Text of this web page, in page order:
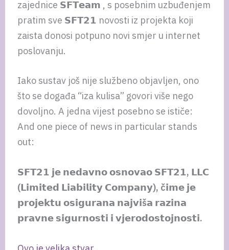
zajednice 𝗦𝗙𝗧𝗲𝗮𝗺 , s posebnim uzbuđenjem
pratim sve 𝗦𝗙𝗧𝟮𝟭 novosti iz projekta koji
zaista donosi potpuno novi smjer u internet
poslovanju.
Iako sustav još nije službeno objavljen, ono
što se događa “iza kulisa” govori više nego
dovoljno. A jedna vijest posebno se ističe:
And one piece of news in particular stands
out:
𝗦𝗙𝗧𝟮𝟭 𝗷𝗲 𝗻𝗲𝗱𝗮𝘃𝗻𝗼 𝗼𝘀𝗻𝗼𝘃𝗮𝗼 𝗦𝗙𝗧𝟮𝟭, 𝗟𝗟𝗖
(𝗟𝗶𝗺𝗶𝘁𝗲𝗱 𝗟𝗶𝗮𝗯𝗶𝗹𝗶𝘁𝘆 𝗖𝗼𝗺𝗽𝗮𝗻𝘆), č𝗶𝗺𝗲 𝗷𝗲
𝗽𝗿𝗼𝗷𝗲𝗸𝘁𝘂 𝗼𝘀𝗶𝗴𝘂𝗿𝗮𝗻𝗮 𝗻𝗮𝗷𝘃𝗶š𝗮 𝗿𝗮𝘇𝗶𝗻𝗮
𝗽𝗿𝗮𝘃𝗻𝗲 𝘀𝗶𝗴𝘂𝗿𝗻𝗼𝘀𝘁𝗶 𝗶 𝘃𝗷𝗲𝗿𝗼𝗱𝗼𝘀𝘁𝗼𝗷𝗻𝗼𝘀𝘁𝗶.